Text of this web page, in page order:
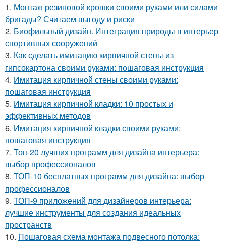
1. Монтаж резиновой крошки своими руками или силами
бригады? Считаем выгоду и риски
2. Биофильный дизайн. Интеграция природы в интерьер
спортивных сооружений
3. Как сделать имитацию кирпичной стены из
гипсокартона своими руками: пошаговая инструкция
4. Имитация кирпичной стены своими руками:
пошаговая инструкция
5. Имитация кирпичной кладки: 10 простых и
эффективных методов
6. Имитация кирпичной кладки своими руками:
пошаговая инструкция
7. Топ-20 лучших программ для дизайна интерьера:
выбор профессионалов
8. ТОП-10 бесплатных программ для дизайна: выбор
профессионалов
9. ТОП-9 приложений для дизайнеров интерьера:
лучшие инструменты для создания идеальных
пространств
10. Пошаговая схема монтажа подвесного потолка: